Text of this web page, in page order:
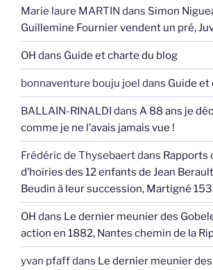
Marie laure MARTIN dans Simon
Guillemine Fournier vendent un pré,
OH dans Guide et charte du blog
bonnaventure bouju joel dans Guide et
BALLAIN-RINALDI dans A 88 ans je
comme je ne l’avais jamais vue !
Frédéric de Thysebaertdans Rapports
d’hoiries des 12 enfants de Jean
Beudin à leur succession, Martigné
OH dans Le dernier meunier des
action en 1882, Nantes chemin de la
yvan pfaffdans Le dernier meunier